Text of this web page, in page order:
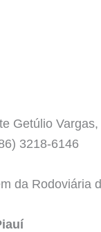
Getúlio
3218-6146
da Rodoviária